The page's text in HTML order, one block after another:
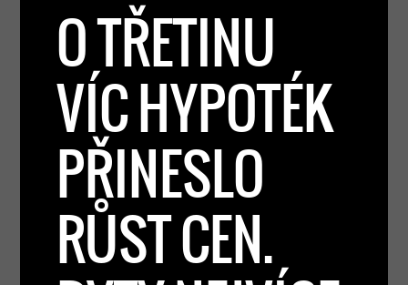
O TŘETINU
VÍC HYPOTÉK
PŘINESLO
RŮST CEN.